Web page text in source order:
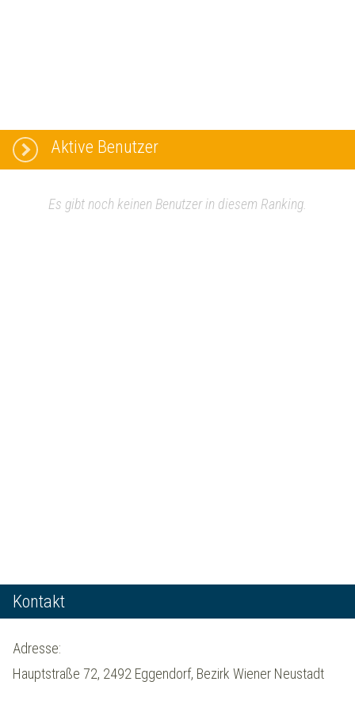
Aktive Benutzer
Es gibt noch keinen Benutzer in diesem Ranking.
Kontakt
Adresse:
Hauptstraße 72, 2492 Eggendorf, Bezirk Wiener Neustadt